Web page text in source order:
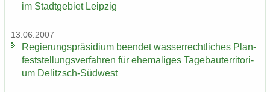
im Stadt­ge­biet Leip­zig
13.06.2007
Re­gie­rungs­prä­si­di­um be­en­det was­ser­recht­li­ches Plan­
fest­stel­lungs­ver­fah­ren für ehe­ma­li­ges Ta­ge­bau­ter­ri­to­ri­
um Delitzsch-​Südwest